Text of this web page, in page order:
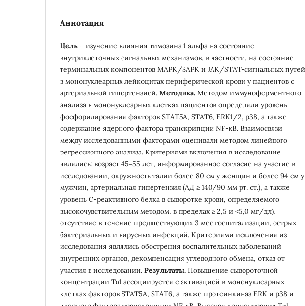
Аннотация
Цель – изучение влияния тимозина 1 альфа на состояние
внутриклеточных сигнальных механизмов, в частности, на состояние
терминальных компонентов MAPK/SAPK и JAK/STAT-сигнальных путей
в мононуклеарных лейкоцитах периферической крови у пациентов с
артериальной гипертензией. Методика. Методом иммуноферментного
анализа в мононуклеарных клетках пациентов определяли уровень
фосфорилирования факторов STAT5A, STAT6, ERK1/2, p38, а также
содержание ядерного фактора транскрипции NF-κB. Взаимосвязи
между исследованными факторами оценивали методом линейного
регрессионного анализа. Критериями включения в исследование
являлись: возраст 45‒55 лет, информированное согласие на участие в
исследовании, окружность талии более 80 см у женщин и более 94 см у
мужчин, артериальная гипертензия (АД ≥ 140/90 мм рт. ст.), а также
уровень С-реактивного белка в сыворотке крови, определяемого
высокочувствительным методом, в пределах ≥ 2,5 и <5,0 мг/дл),
отсутствие в течение предшествующих 3 мес госпитализации, острых
бактериальных и вирусных инфекций. Критериями исключения из
исследования являлись обострения воспалительных заболеваний
внутренних органов, декомпенсация углеводного обмена, отказ от
участия в исследовании. Результаты. Повышение сывороточной
концентрации Тα1 ассоциируется с активацией в мононуклеарных
клетках факторов STAT5A, STAT6, а также протеинкиназ ERK и p38 и